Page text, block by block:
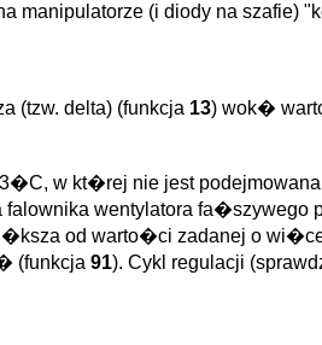
(i diody na szafie)
(tzw. delta) (funkcja 13) wok�
w kt�rej nie jest
wentylatora
od warto�ci zadanej o
(funkcja 91). Cykl regulacji